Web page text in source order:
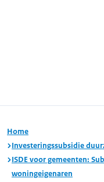
Home
Investeringssubsidie
ISDE voor gemeenten:
woningeigenaren